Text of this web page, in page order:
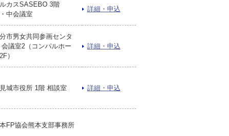
カスSASEBO 3階
中会議室
詳細・申込
市男女共同参画センタ
会議室2（コンパルホー
）
詳細・申込
城市役所 1階 相談室 詳細・申込
FP協会熊本支部事務所